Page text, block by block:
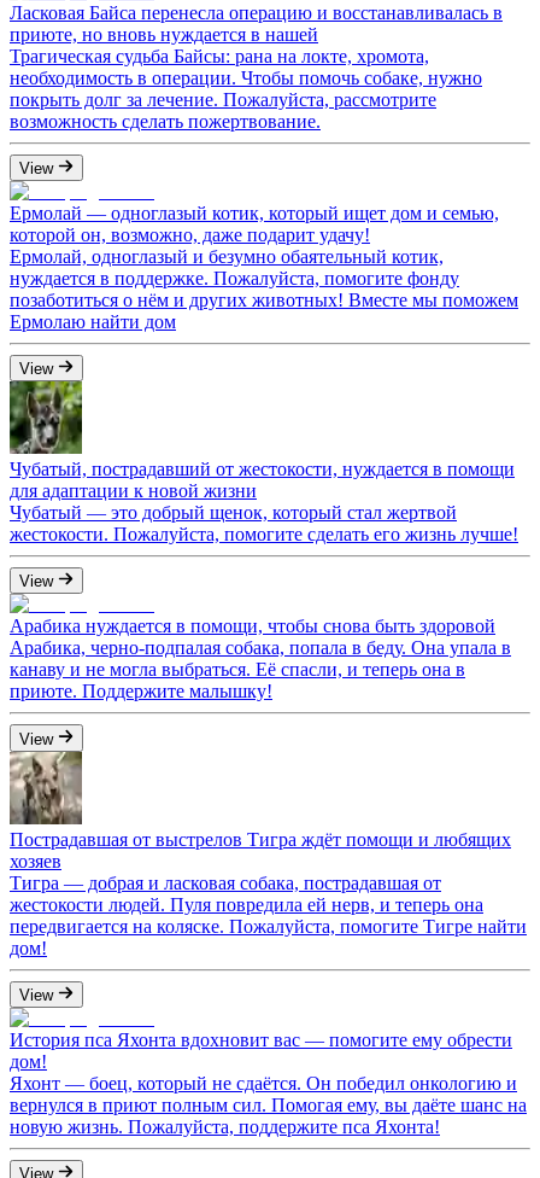
Ласковая Байса перенесла операцию и восстанавливалась в
приюте, но вновь нуждается в нашей
Трагическая судьба Байсы: рана на локте, хромота,
необходимость в операции. Чтобы помочь собаке, нужно
покрыть долг за лечение. Пожалуйста, рассмотрите
возможность сделать пожертвование.
View
Ермолай — одноглазый котик, который ищет дом и семью,
которой он, возможно, даже подарит удачу!
Ермолай, одноглазый и безумно обаятельный котик,
нуждается в поддержке. Пожалуйста, помогите фонду
позаботиться о нём и других животных! Вместе мы поможем
Ермолаю найти дом
View
Чубатый, пострадавший от жестокости, нуждается в помощи
для адаптации к новой жизни
Чубатый — это добрый щенок, который стал жертвой
жестокости. Пожалуйста, помогите сделать его жизнь лучше!
View
Арабика нуждается в помощи, чтобы снова быть здоровой
Арабика, черно-подпалая собака, попала в беду. Она упала в
канаву и не могла выбраться. Её спасли, и теперь она в
приюте. Поддержите малышку!
View
Пострадавшая от выстрелов Тигра ждёт помощи и любящих
хозяев
Тигра — добрая и ласковая собака, пострадавшая от
жестокости людей. Пуля повредила ей нерв, и теперь она
передвигается на коляске. Пожалуйста, помогите Тигре найти
дом!
View
История пса Яхонта вдохновит вас — помогите ему обрести
дом!
Яхонт — боец, который не сдаётся. Он победил онкологию и
вернулся в приют полным сил. Помогая ему, вы даёте шанс на
новую жизнь. Пожалуйста, поддержите пса Яхонта!
View